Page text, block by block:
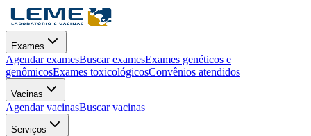
Exames
Agendar examesBuscar examesExames genéticos e
genômicosExames toxicológicosConvênios atendidos
Vacinas
Agendar vacinasBuscar vacinas
Serviços